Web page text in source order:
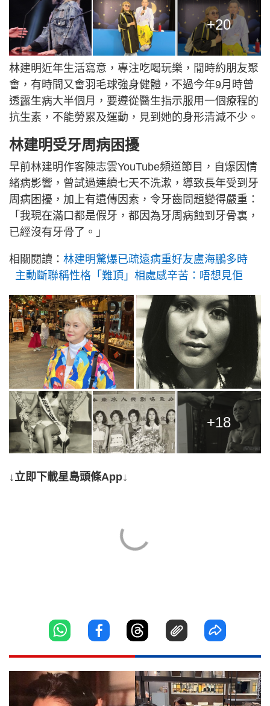
+20
林建明近年生活寫意，專注吃喝玩樂，閒時約朋友聚
會，有時間又會羽毛球強身健體，不過今年9月時曾
透露生病大半個月，要遵從醫生指示服用一個療程的
抗生素，不能勞累及運動，見到她的身形清減不少。
林建明受牙周病困擾
早前林建明作客陳志雲YouTube頻道節目，自爆因情
緒病影響，曾試過連續七天不洗漱，導致長年受到牙
周病困擾，加上有遺傳因素，令牙齒問題變得嚴重：
「我現在滿口都是假牙，都因為牙周病蝕到牙骨裏，
已經沒有牙骨了。」
相關閱讀： 林建明驚爆已疏遠病重好友盧海鵬多時
主動斷聯稱性格「難頂」相處感辛苦：唔想見佢
+18
↓立即下載星島頭條App↓